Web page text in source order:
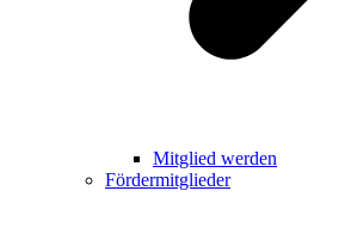
Mitglied werden
Fördermitglieder